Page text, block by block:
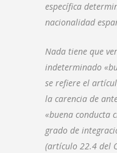
específica
nacionalidad
Nada tiene que
indeterminado
se refiere el
la carencia de
«buena conducta
grado de
(artículo 22.4 del